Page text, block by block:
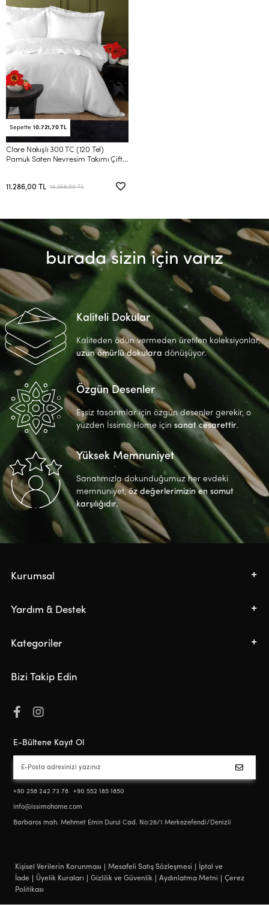
Sepette 10.721,70 TL
Clare Nakışlı 300 TC (120 Tel)
Pamuk Saten Nevresim Takımı Çift
11.286,00 TL 14.256,00 TL
burada sizin için varız
Kaliteli Dokular
Kaliteden ödün vermeden üretilen koleksiyonlar,
uzun ömürlü dokulara dönüşüyor.
Özgün Desenler
Eşsiz tasarımlar için özgün desenler gerekir, o
yüzden İssimo Home içinsanat cesarettir.
Yüksek Memnuniyet
Sanatımızla dokunduğumuz her evdeki
memnuniyet, öz değerlerimizin en somut
karşılığıdır.
Kurumsal
Yardım & Destek
Kategoriler
Bizi Takip Edin
E-Bültene Kayıt Ol
+90 258 242 73 78 +90 552 185 1850
info@issimohome.com
Barbaros mah. Mehmet Emin Durul Cad. No:26/1 Merkezefendi/Denizli
Kişisel Verilerin Korunması Mesafeli Satış Sözleşmesi
İptal ve
İade
Üyelik Kuraları Gizlilik ve Güvenlik Aydınlatma Metni
Çerez
Politikası